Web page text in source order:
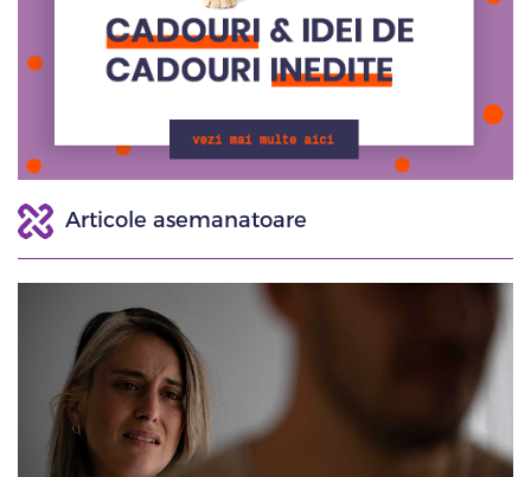
Articole asemanatoare